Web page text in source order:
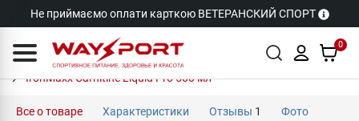
Не приймаємо оплати карткою ВЕТЕРАНСКИЙ СПОРТ
0
IronMaxx Carnitine Liquid Pro 500 мл
Все о товаре Характеристики Отзывы 1 Фото